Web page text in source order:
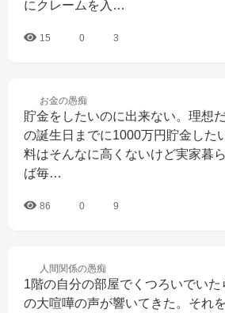
にクレームを入…
15 0 3
お金の愚痴
貯金をしたいのに出来ない。理想
の誕生日までに1000万円貯金した
料はそんなに高くないけど実家暮
ば毎…
86 0 9
人間関係の愚痴
1階の自分の部屋でくつろいでい
の大喧嘩の声が響いてきた。それ